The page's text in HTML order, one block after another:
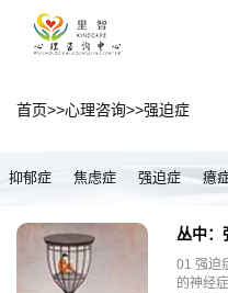
首页>>心理咨询>>强迫症
抑郁症 焦虑症 强迫症 癔
丛中：
01 强迫
的神经